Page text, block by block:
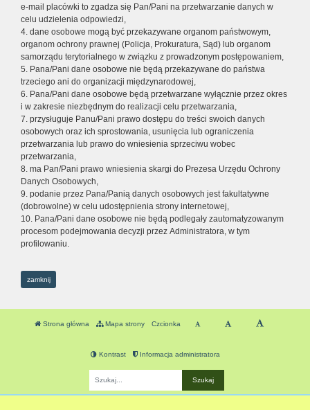
e-mail placówki to zgadza się Pan/Pani na przetwarzanie danych w
celu udzielenia odpowiedzi,
4. dane osobowe mogą być przekazywane organom państwowym,
organom ochrony prawnej (Policja, Prokuratura, Sąd) lub organom
samorządu terytorialnego w związku z prowadzonym postępowaniem,
5. Pana/Pani dane osobowe nie będą przekazywane do państwa
trzeciego ani do organizacji międzynarodowej,
6. Pana/Pani dane osobowe będą przetwarzane wyłącznie przez okres
i w zakresie niezbędnym do realizacji celu przetwarzania,
7. przysługuje Panu/Pani prawo dostępu do treści swoich danych
osobowych oraz ich sprostowania, usunięcia lub ograniczenia
przetwarzania lub prawo do wniesienia sprzeciwu wobec
przetwarzania,
8. ma Pan/Pani prawo wniesienia skargi do Prezesa Urzędu Ochrony
Danych Osobowych,
9. podanie przez Pana/Panią danych osobowych jest fakultatywne
(dobrowolne) w celu udostępnienia strony internetowej,
10. Pana/Pani dane osobowe nie będą podlegały zautomatyzowanym
procesom podejmowania decyzji przez Administratora, w tym
profilowaniu.
zamknij
Strona główna Mapa strony Czcionka
Kontrast Informacja administratora